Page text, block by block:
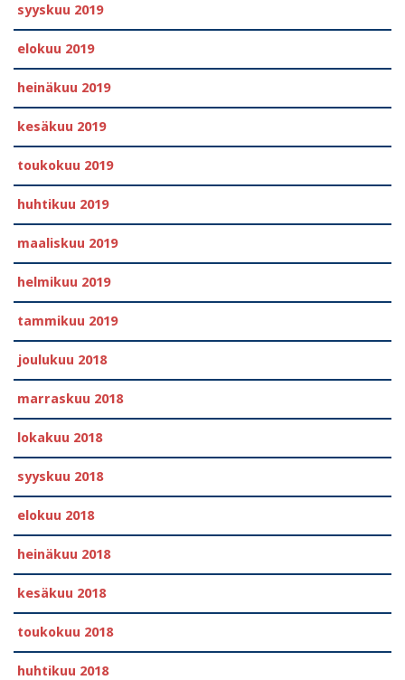
syyskuu 2019
elokuu 2019
heinäkuu 2019
kesäkuu 2019
toukokuu 2019
huhtikuu 2019
maaliskuu 2019
helmikuu 2019
tammikuu 2019
joulukuu 2018
marraskuu 2018
lokakuu 2018
syyskuu 2018
elokuu 2018
heinäkuu 2018
kesäkuu 2018
toukokuu 2018
huhtikuu 2018